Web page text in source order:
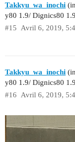
Takkyu_wa_inochi
y80 1.9/ Dignics80
Avril 6, 2019,
#15
Takkyu_wa_inochi
y80 1.9/ Dignics80
Avril 6, 2019,
#16